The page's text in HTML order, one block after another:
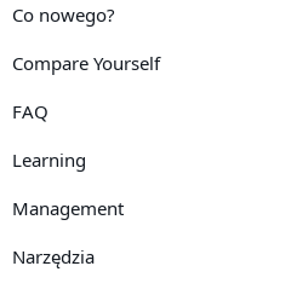
Co nowego?
Compare Yourself
FAQ
Learning
Management
Narzędzia